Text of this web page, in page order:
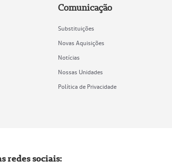
Comunicação
Substituições
Novas Aquisições
Notícias
Nossas Unidades
Política de Privacidade
redes sociais: